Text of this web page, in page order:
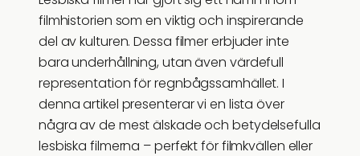
filmhistorien som en viktig och inspirerande
del av kulturen. Dessa filmer erbjuder inte
bara underhållning, utan även värdefull
representation för regnbågssamhället. I
denna artikel presenterar vi en lista över
några av de mest älskade och betydelsefulla
lesbiska filmerna – perfekt för filmkvällen eller